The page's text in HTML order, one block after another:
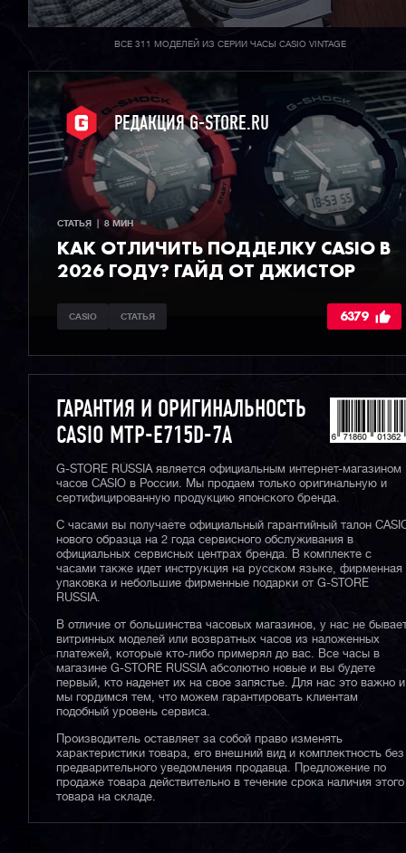
ВСЕ 311 МОДЕЛЕЙ ИЗ СЕРИИ ЧАСЫ CASIO VINTAGE
РЕДАКЦИЯ G-STORE.RU
СТАТЬЯ  |  8 МИН
КАК ОТЛИЧИТЬ ПОДДЕЛКУ CASIO В
2026 ГОДУ? ГАЙД ОТ ДЖИСТОР
CASIO СТАТЬЯ 6379
ГАРАНТИЯ И ОРИГИНАЛЬНОСТЬ
CASIO MTP-E715D-7A
G-STORE RUSSIA является официальным интернет-магазином
часов CASIO в России. Мы продаем только оригинальную и
сертифицированную продукцию японского бренда.
С часами вы получаете официальный гарантийный талон
нового образца на 2 года сервисного обслуживания в
официальных сервисных центрах бренда. В комплекте с
часами также идет инструкция на русском языке, фирменная
упаковка и небольшие фирменные подарки от G-STORE
RUSSIA.
В отличие от большинства часовых магазинов, у нас не
витринных моделей или возвратных часов из наложенных
платежей, которые кто-либо примерял до вас. Все часы в
магазине G-STORE RUSSIA абсолютно новые и вы будете
первый, кто наденет их на свое запястье. Для нас это важно и
мы гордимся тем, что можем гарантировать клиентам
подобный уровень сервиса.
Производитель оставляет за собой право изменять
характеристики товара, его внешний вид и комплектность без
предварительного уведомления продавца. Предложение по
продаже товара действительно в течение срока наличия этого
товара на складе.